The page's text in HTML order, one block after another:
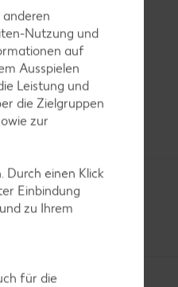
Nutzung und
auf
Ausspielen
Leistung und
die Zielgruppen
zur
Durch einen Klick
Einbindung
zu Ihrem
für die